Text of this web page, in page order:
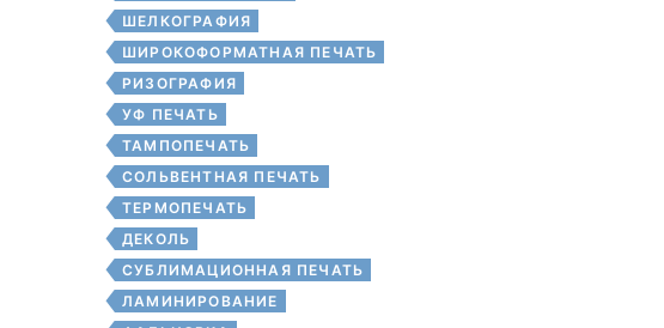
ШЕЛКОГРАФИЯ
ШИРОКОФОРМАТНАЯ ПЕЧАТЬ
РИЗОГРАФИЯ
УФ ПЕЧАТЬ
ТАМПОПЕЧАТЬ
СОЛЬВЕНТНАЯ ПЕЧАТЬ
ТЕРМОПЕЧАТЬ
ДЕКОЛЬ
СУБЛИМАЦИОННАЯ ПЕЧАТЬ
ЛАМИНИРОВАНИЕ